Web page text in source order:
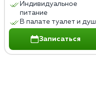
Индивидуальное
питание
В палате туалет и душ
Записаться